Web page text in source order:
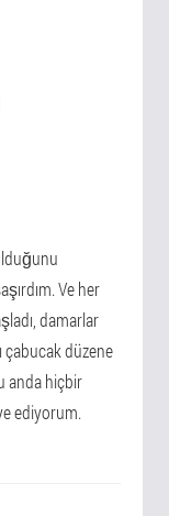
Ve her
damarlar
çabucak düzene
anda hiçbir
ediyorum.